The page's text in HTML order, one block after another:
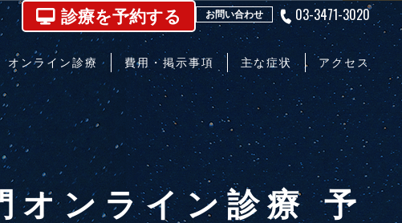
診療を予約する お問い合わせ 03-3471-3020
オンライン診療 費用・掲示事項 主な症状 アクセス
オンライン診療 予